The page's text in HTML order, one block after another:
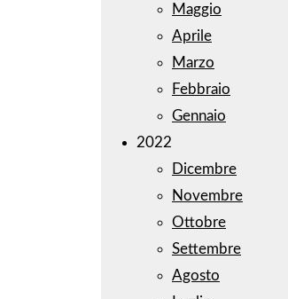
Maggio
Aprile
Marzo
Febbraio
Gennaio
2022
Dicembre
Novembre
Ottobre
Settembre
Agosto